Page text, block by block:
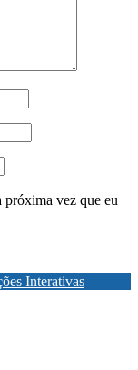
próxima vez que eu
Interativas